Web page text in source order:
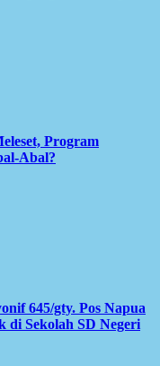
Program
Abal?
645/gty. Pos Napua
di Sekolah SD Negeri